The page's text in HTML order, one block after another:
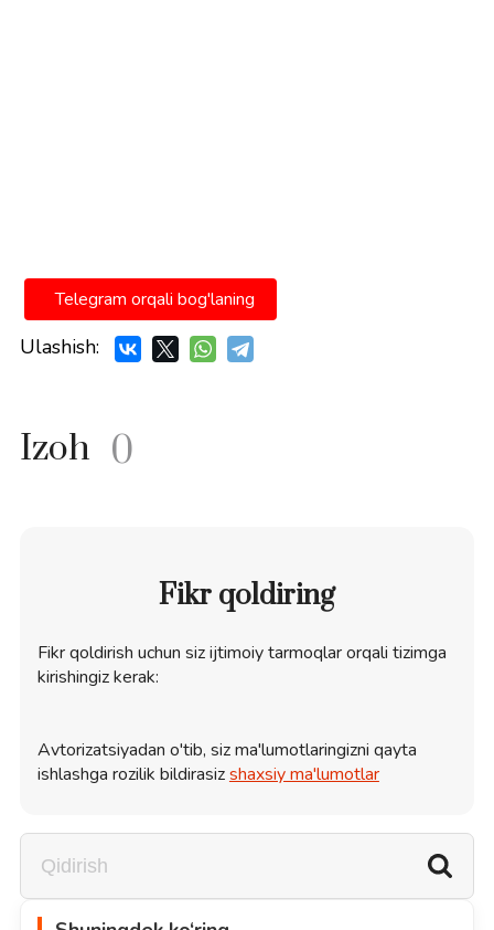
Telegram orqali bog'laning
Ulashish:
Izoh 0
Fikr qoldiring
Fikr qoldirish uchun siz ijtimoiy tarmoqlar orqali tizimga
kirishingiz kerak:
Avtorizatsiyadan o'tib, siz ma'lumotlaringizni qayta
ishlashga rozilik bildirasizshaxsiy ma'lumotlar